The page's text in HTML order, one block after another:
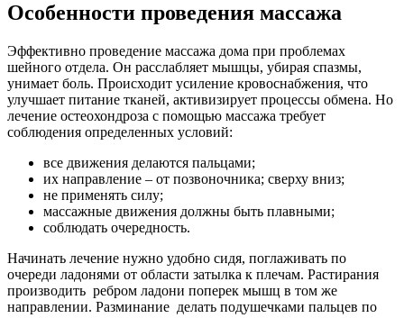
Особенности проведения массажа
Эффективно проведение массажа дома при проблемах
шейного отдела. Он расслабляет мышцы, убирая спазмы,
унимает боль. Происходит усиление кровоснабжения, что
улучшает питание тканей, активизирует процессы обмена. Но
лечение остеохондроза с помощью массажа требует
соблюдения определенных условий:
все движения делаются пальцами;
их направление – от позвоночника; сверху вниз;
не применять силу;
массажные движения должны быть плавными;
соблюдать очередность.
Начинать лечение нужно удобно сидя, поглаживать по
очереди ладонями от области затылка к плечам. Растирания
производить ребром ладони поперек мышц в том же
направлении. Разминание делать подушечками пальцев по